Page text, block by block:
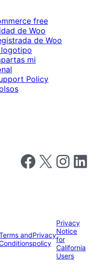
free
de Woo
de Woo
logotipo
mi
Policy
Follow us on Facebook
Follow us on X Follow us on
Follow us
andPrivacy
policy
Privacy
Notice
for
California
Users